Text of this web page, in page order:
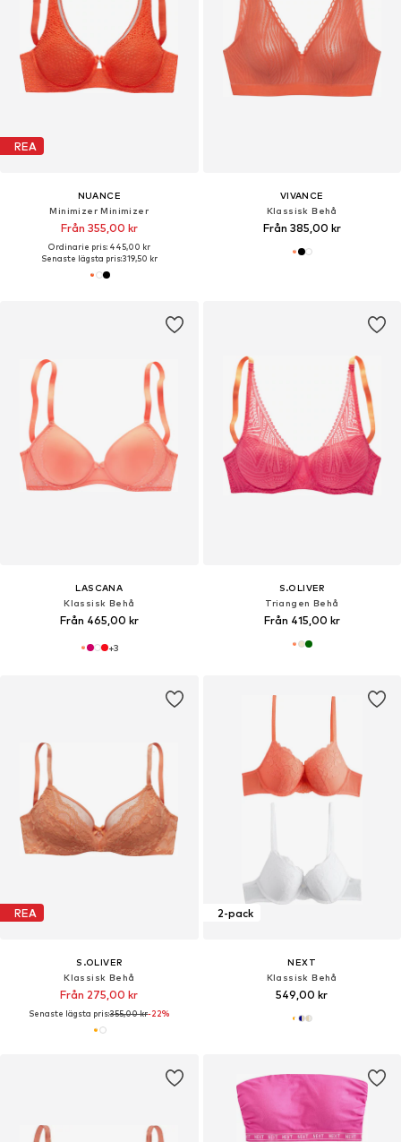
REA
NUANCE
Minimizer Minimizer
Från 355,00 kr
Ordinarie pris: 445,00 kr
Senaste lägsta pris:319,50 kr
VIVANCE
Klassisk Behå
Från 385,00 kr
LASCANA
Klassisk Behå
Från 465,00 kr
+3
S.OLIVER
Triangen Behå
Från 415,00 kr
REA
S.OLIVER
Klassisk Behå
Från 275,00 kr
Senaste lägsta pris:355,00 kr-22%
2-pack
NEXT
Klassisk Behå
549,00 kr